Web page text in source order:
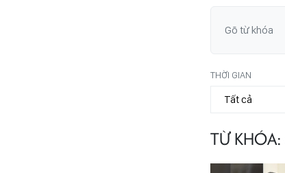
THỜI GIAN
TỪ KHÓA: